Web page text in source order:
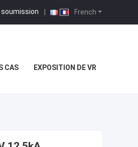
French
soumission |
CAS EXPOSITION DE VR